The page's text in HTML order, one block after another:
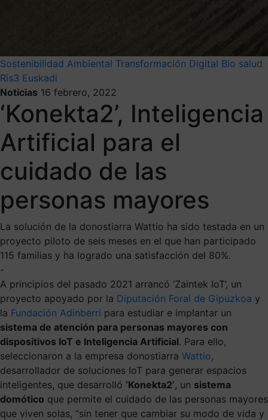
Sostenibilidad Ambiental Transformación Digital Bio salud
Ris3 Euskadi
Noticias 16 febrero, 2022
‘Konekta2’, Inteligencia
Artificial para el
cuidado de las
personas mayores
La solución de la donostiarra Wattio ha sido testada en un
proyecto piloto de seis meses en el que han participado
115 familias y ha logrado una satisfacción del 80%.
-
A principios del pasado 2021 arrancó ‘Zaintek IoT’, un
proyecto apoyado por la Diputación Foral de Gipuzkoa y
la Fundación Adinberri para estudiar e implantar un
sistema de atención para personas mayores con
dispositivos IoT e Inteligencia Artificial. Para ello,
seleccionaron a la empresa donostiarra Wattio,
desarrollador de soluciones IoT para generar espacios
inteligentes, que desarrolló ‘Konekta2’, un sistema
domótico que permite el cuidado de las personas mayores
que viven solas, “sin tener que cambiar su modo de vida y